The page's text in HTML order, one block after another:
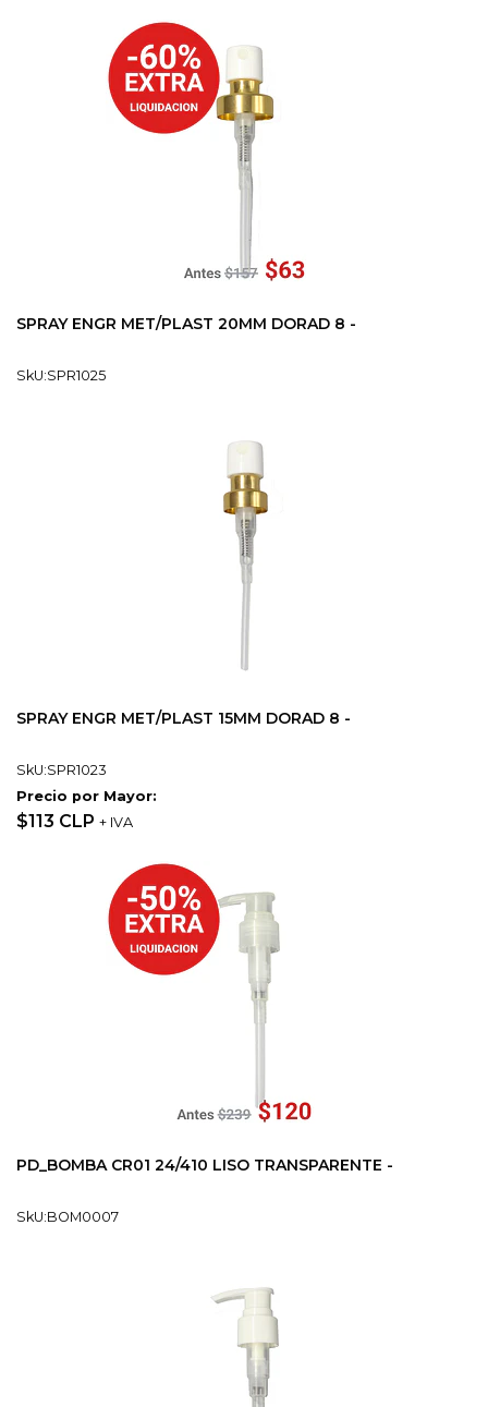
SPRAY ENGR MET/PLAST 20MM DORAD 8 -
SkU:SPR1025
SPRAY ENGR MET/PLAST 15MM DORAD 8 -
SkU:SPR1023
Precio por Mayor:
$113 CLP + IVA
PD_BOMBA CR01 24/410 LISO TRANSPARENTE -
SkU:BOM0007